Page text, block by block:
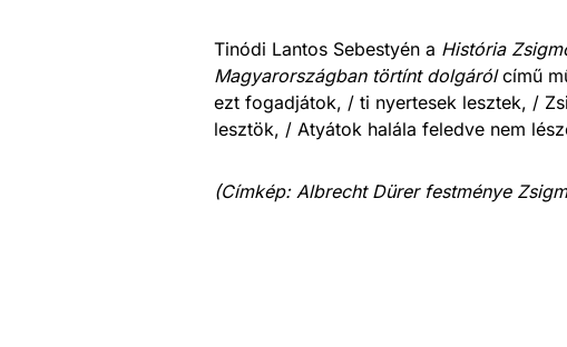
Tinódi Lantos Sebestyén a História
Magyarországban törtínt dolgárólcímű
ezt fogadjátok, / ti nyertesek lesztek, /
lesztök, / Atyátok halála feledve nem
(Címkép: Albrecht Dürer festménye